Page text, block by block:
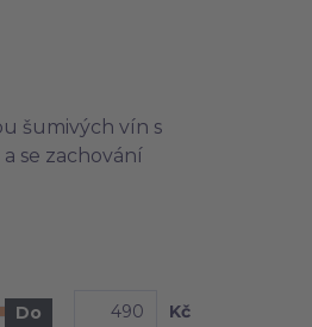
šumivých vín s
se zachování
Do Kč